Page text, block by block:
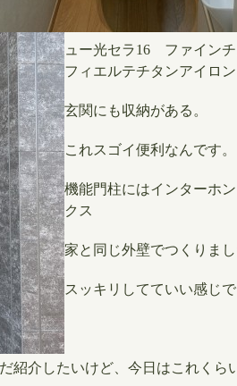
ュー光セラ16 ファイン
フィエルテチタンアイロン
玄関にも収納がある。
これスゴイ便利なんです。
機能門柱にはインターホ
クス
家と同じ外壁でつくりまし
スッキリしてていい感じで
紹介したいけど、今日はこれくら